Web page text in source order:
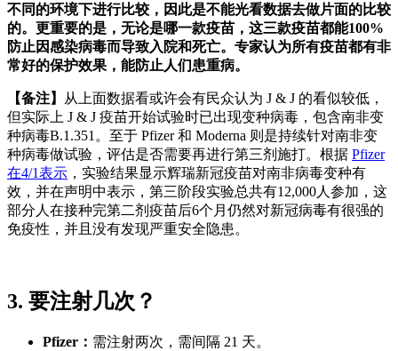
不同的环境下进行比较，因此是不能光看数据去做片面的比较
的。更重要的是，无论是哪一款疫苗，这三款疫苗都能100%
防止因感染病毒而导致入院和死亡。专家认为所有疫苗都有非
常好的保护效果，能防止人们患重病。
【备注】
从上面数据看或许会有民众认为 J & J 的看似较低，
但实际上 J & J 疫苗开始试验时已出现变种病毒，包含南非变
种病毒B.1.351。至于 Pfizer 和 Moderna 则是持续针对南非变
种病毒做试验，评估是否需要再进行第三剂施打。根据 Pfizer
在4/1表示 ，实验结果显示辉瑞新冠疫苗对南非病毒变种有
效，并在声明中表示，第三阶段实验总共有12,000人参加，这
部分人在接种完第二剂疫苗后6个月仍然对新冠病毒有很强的
免疫性，并且没有发现严重安全隐患。
3. 要注射几次？
Pfizer： 需注射两次，需间隔 21 天。